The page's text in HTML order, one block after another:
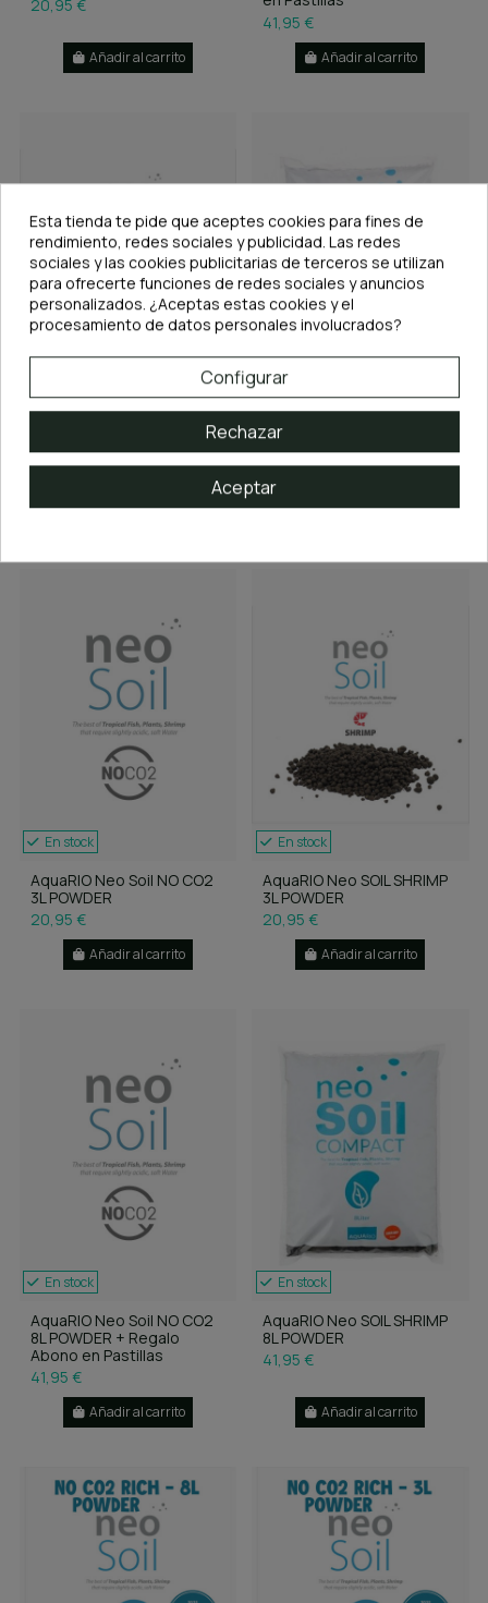
20,95 €
Añadir al carrito
41,95 €
Añadir al carrito
AquaRIO Neo SOIL PLANTS
20,95 €
Añadir al carrito
En stock
8L POWDER + Regalo
Abono en Pastillas
41,95 €
Añadir al carrito
En stock
AquaRIO Neo Soil NO CO2
3L POWDER
20,95 €
Añadir al carrito
En stock
AquaRIO Neo SOIL SHRIMP
3L POWDER
20,95 €
Añadir al carrito
En stock
AquaRIO Neo Soil NO CO2
8L POWDER + Regalo
Abono en Pastillas
41,95 €
Añadir al carrito
En stock
AquaRIO Neo SOIL SHRIMP
8L POWDER
41,95 €
Añadir al carrito
Esta tienda te pide que aceptes cookies para fines de
rendimiento, redes sociales y publicidad. Las redes
sociales y las cookies publicitarias de terceros se utilizan
para ofrecerte funciones de redes sociales y anuncios
personalizados. ¿Aceptas estas cookies y el
procesamiento de datos personales involucrados?
Configurar
Rechazar
Aceptar